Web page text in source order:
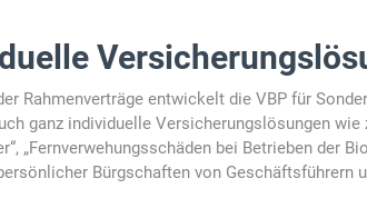
Rahmenverträge entwickelt die VBP für
ganz individuelle Versicherungslösungen wie
„Fernverwehungsschäden bei Betrieben der
Bürgschaften von Geschäftsführern